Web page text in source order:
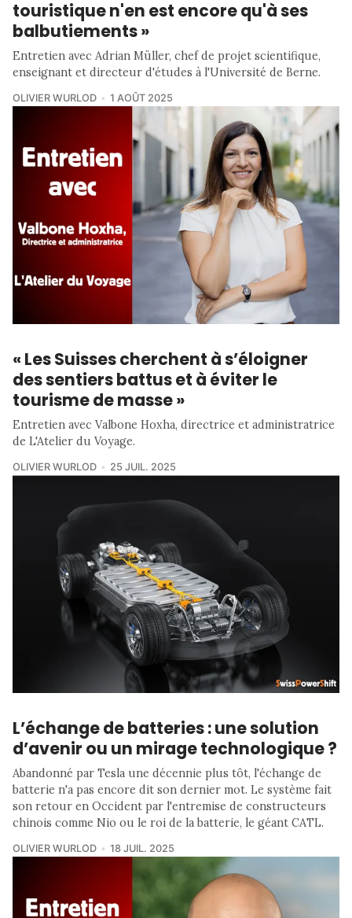
touristique n'en est encore qu'à ses
balbutiements »
Entretien avec Adrian Müller, chef de projet scientifique,
enseignant et directeur d'études à l'Université de Berne.
OLIVIER WURLOD 1 AOÛT 2025
« Les Suisses cherchent à s’éloigner
des sentiers battus et à éviter le
tourisme de masse »
Entretien avec Valbone Hoxha, directrice et administratrice
de L'Atelier du Voyage.
OLIVIER WURLOD 25 JUIL. 2025
L’échange de batteries : une solution
d’avenir ou un mirage technologique ?
Abandonné par Tesla une décennie plus tôt, l'échange de
batterie n'a pas encore dit son dernier mot. Le système fait
son retour en Occident par l'entremise de constructeurs
chinois comme Nio ou le roi de la batterie, le géant CATL.
OLIVIER WURLOD 18 JUIL. 2025